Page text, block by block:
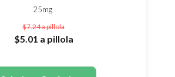
25mg
$7.24a pillola
$5.01 a pillola